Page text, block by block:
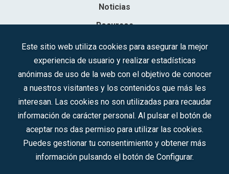
Noticias
Recursos
Contacto
Sociedad Mercantil Estatal para la Gestión de la Innovación y las
Síguenos en redes sociales:
Este sitio web utiliza cookies para asegurar la mejor
experiencia de usuario y realizar estadísticas
anónimas de uso de la web con el objetivo de conocer
a nuestros visitantes y los contenidos que más les
interesan. Las cookies no son utilizadas para recaudar
información de carácter personal. Al pulsar el botón de
aceptar nos das permiso para utilizar las cookies.
Puedes gestionar tu consentimiento y obtener más
información pulsando el botón de Configurar.